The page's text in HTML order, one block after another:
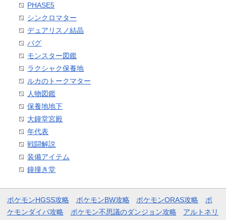
PHASE5
シンクロマター
デュアリスノ結晶
バグ
モンスター図鑑
ラクシャク保養地
ルカのトークマター
人物図鑑
保養地地下
大鐘堂宮殿
年代表
戦闘解説
装備アイテム
鐘撞き堂
ポケモンHGSS攻略 ポケモンBW攻略 ポケモンORAS攻略
ポ
ケモンダイパ攻略
ポケモン不思議のダンジョン攻略
アルトネリ